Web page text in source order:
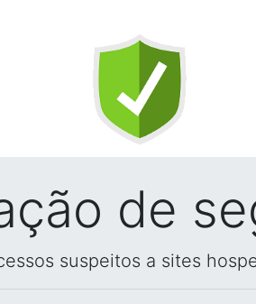
de
suspeitos a sites